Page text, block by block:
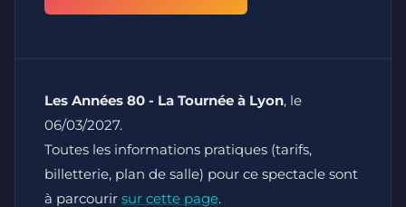
Les Années 80 - La Tournée à Lyon, le
06/03/2027.
Toutes les informations pratiques (tarifs,
billetterie, plan de salle) pour ce spectacle sont
à parcourir sur cette page.